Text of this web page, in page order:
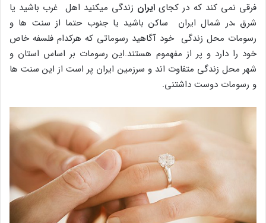
فرقی نمی کند که در کجای ایران زندگی میکنید اهل غرب باشید یا
شرق ،در شمال ایران ساکن باشید یا جنوب حتما از سنت ها و
رسومات محل زندگی خود آگاهید رسوماتی که هرکدام فلسفه خاص
خود را دارد و پر از مفهموم هستند.این رسومات بر اساس استان و
شهر محل زندگی متفاوت اند و سرزمین ایران پر است از این سنت ها
و رسومات دوست داشتنی.